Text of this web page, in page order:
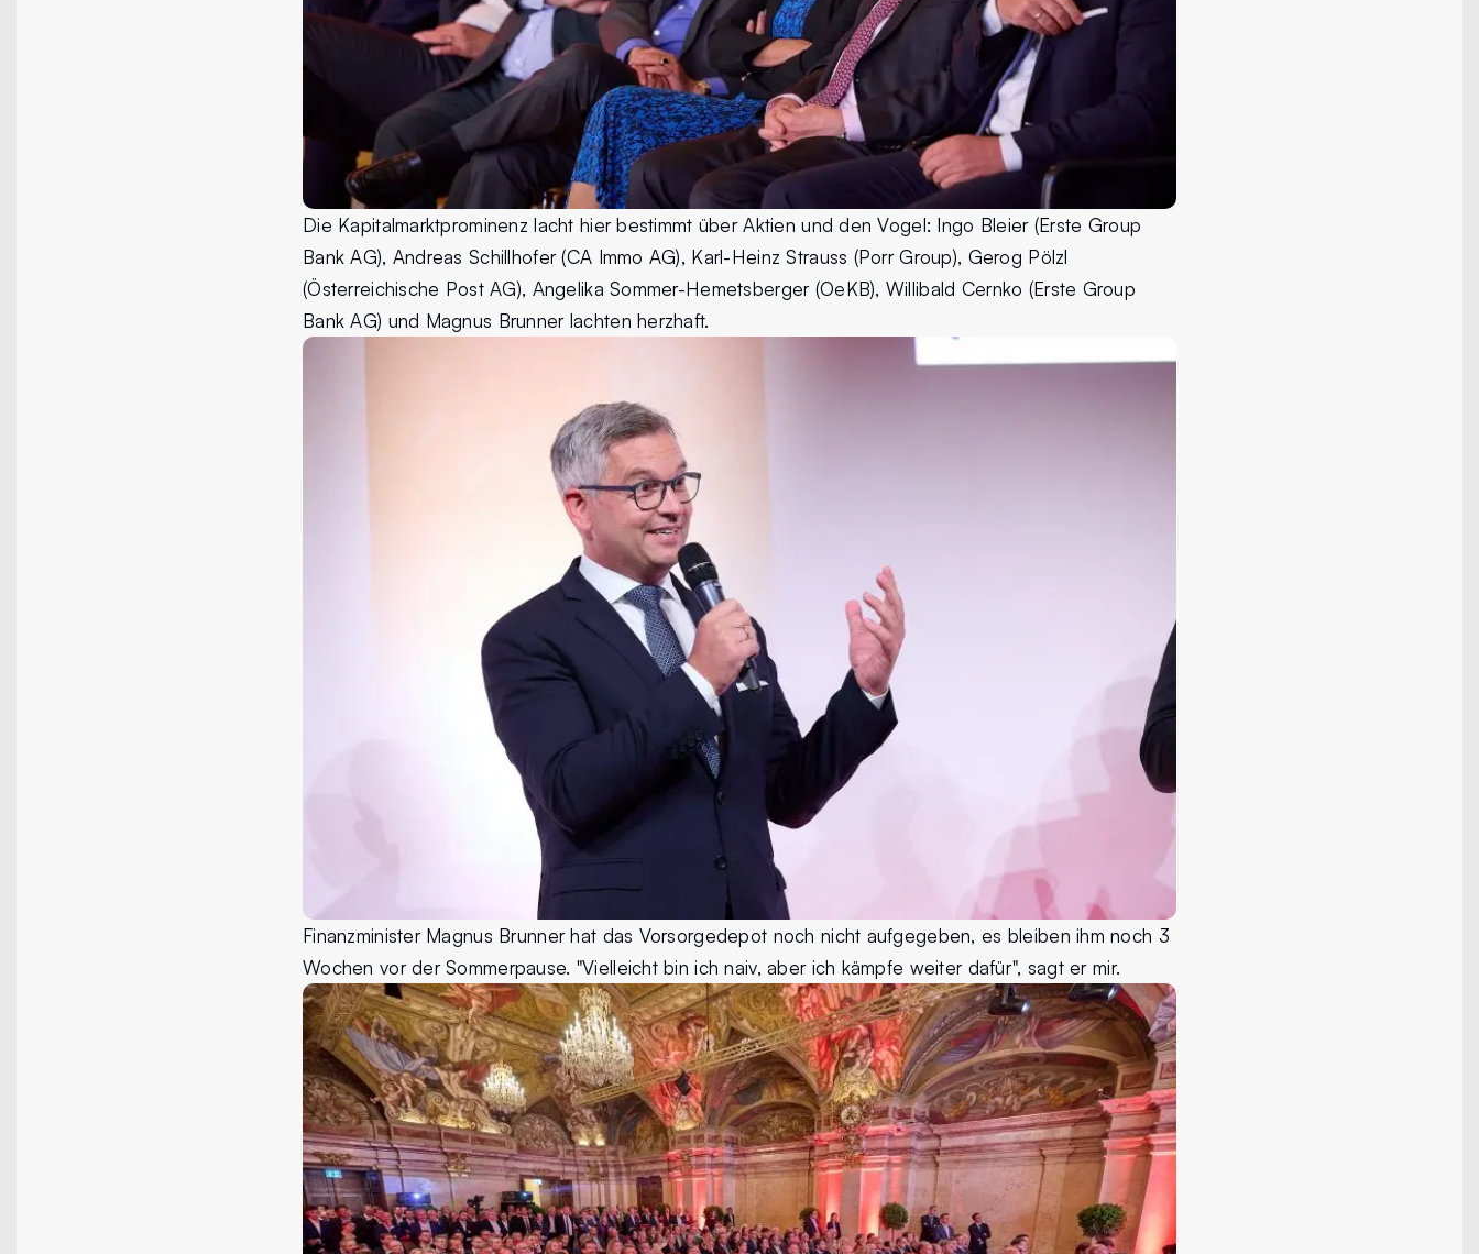
Die Kapitalmarktprominenz lacht hier bestimmt über Aktien und den Vogel: Ingo Bleier (Erste Group
Bank AG), Andreas Schillhofer (CA Immo AG), Karl-Heinz Strauss (Porr Group), Gerog Pölzl
(Österreichische Post AG), Angelika Sommer-Hemetsberger (OeKB), Willibald Cernko (Erste Group
Bank AG) und Magnus Brunner lachten herzhaft.
Finanzminister Magnus Brunner hat das Vorsorgedepot noch nicht aufgegeben, es bleiben ihm noch 3
Wochen vor der Sommerpause. "Vielleicht bin ich naiv, aber ich kämpfe weiter dafür", sagt er mir.